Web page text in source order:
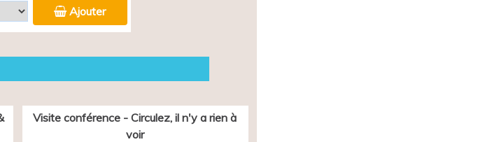
Ajouter
Visite conférence - Circulez, il n'y a rien à
voir